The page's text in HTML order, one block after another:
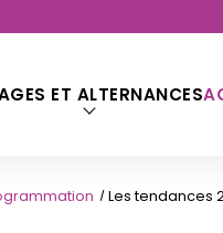
ET ALTERNANCES
Les tendances